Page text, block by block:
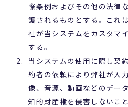
際条例およびその他の法律
護されるものとする。これ
社が当システムをカスタマ
する。
当システムの使用に際し契
約者の依頼により弊社が入
像、音源、動画などのデー
知的財産権を侵害しないこ